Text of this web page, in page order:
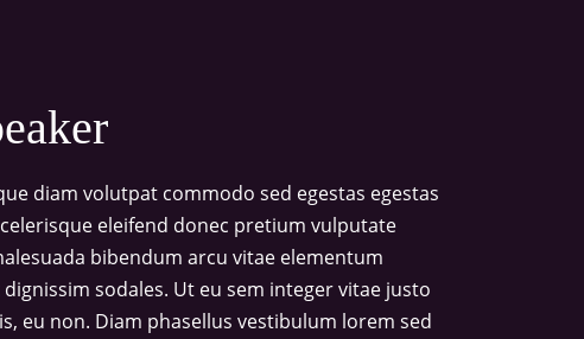
diam volutpat commodo sed egestas egestas
eleifend donec pretium vulputate
bibendum arcu vitae elementum
sodales. Ut eu sem integer vitae justo
eu non. Diam phasellus vestibulum lorem sed